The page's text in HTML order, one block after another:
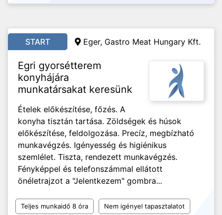
START Eger, Gastro Meat Hungary Kft.
Egri gyorsétterem
konyhájára
munkatársakat keresünk
Ételek előkészítése, főzés. A
konyha tisztán tartása. Zöldségek és húsok
előkészítése, feldolgozása. Precíz, megbízható
munkavégzés. Igényesség és higiénikus
szemlélet. Tiszta, rendezett munkavégzés.
Fényképpel és telefonszámmal ellátott
önéletrajzot a "Jelentkezem" gombra...
Teljes munkaidő 8 óra Nem igényel tapasztalatot